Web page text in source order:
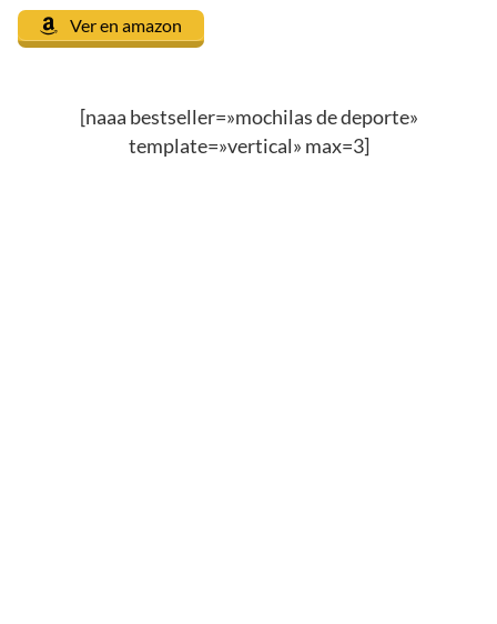
Ver en amazon
[naaa bestseller=»mochilas de deporte»
template=»vertical» max=3]